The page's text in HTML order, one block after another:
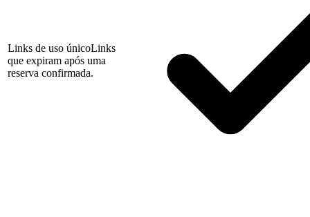
Links de uso únicoLinks
que expiram após uma
reserva confirmada.